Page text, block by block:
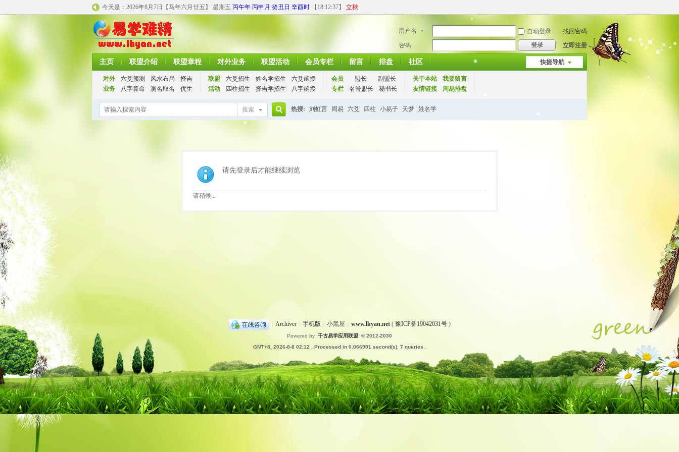
今天是： 2026年8月7日【马年六月廿五】 星期五 丙午年 丙申月 癸丑日 辛酉时 【 18:12:38】 立秋
用户名 自动登录
找回密码
密码
登录 立即注册
快捷导航
主页 联盟介绍 联盟章程 对外业务 联盟活动 会员专栏 留言 排盘 社区
对外 六爻预测 风水布局
择吉
业务
八字算命 测名取名 优生
联盟 六爻招生 姓名学招生
六爻函授
活动
四柱招生 择吉学招生 八字函授
会员 盟长
副盟长
专栏
名誉盟长 秘书长
关于本站
我要留言
友情链接
周易排盘
搜索
索
热搜: 刘虹言 周易 六爻 四柱 小易子 天梦 姓名学
请先登录后才能继续浏览
请稍候...
Archiver 手机版 小黑屋 www.lhyan.net ( 豫ICP备19042031号 )
Powered by 千古易学应用联盟 © 2012-2030
GMT+8, 2026-8-8 02:12 , Processed in 0.066901 second(s), 7 queries .